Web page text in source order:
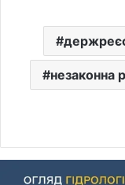
незаконна